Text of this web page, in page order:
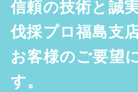
信頼の技術と誠
伐採プロ福島支
お客様のご要望
す。